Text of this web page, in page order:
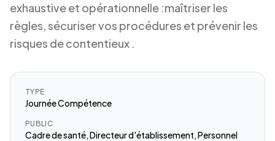
exhaustive et opérationnelle :maîtriser les
règles, sécuriser vos procédures et prévenir les
risques de contentieux .
TYPE
Journée Compétence
PUBLIC
Cadre de santé, Directeur d'établissement, Personnel